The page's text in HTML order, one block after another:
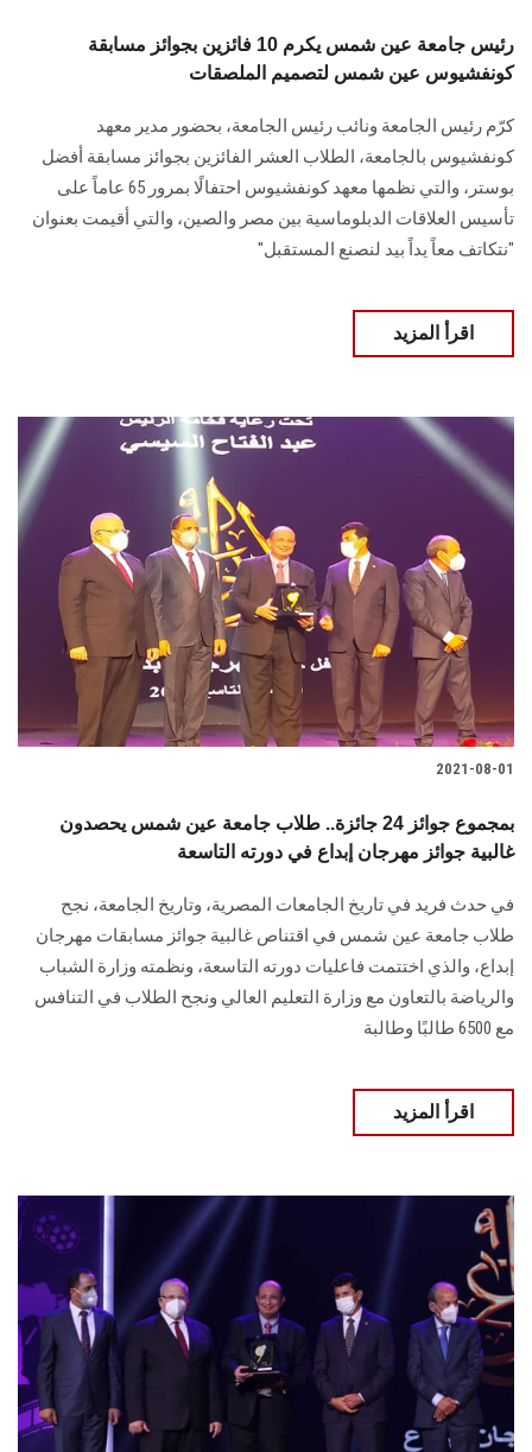
رئيس جامعة عين شمس يكرم 10 فائزين بجوائز مسابقة
كونفشيوس عين شمس لتصميم الملصقات
كرّم رئيس الجامعة ونائب رئيس الجامعة، بحضور مدير معهد
كونفشيوس بالجامعة، الطلاب العشر الفائزين بجوائز مسابقة أفضل
بوستر، والتي نظمها معهد كونفشيوس احتفالًا بمرور 65 عاماً على
تأسيس العلاقات الدبلوماسية بين مصر والصين، والتي أقيمت بعنوان
"نتكاتف معاً يداً بيد لنصنع المستقبل"
اقرأ المزيد
2021-08-01
بمجموع جوائز 24 جائزة.. طلاب جامعة عين شمس يحصدون
غالبية جوائز مهرجان إبداع في دورته التاسعة
في حدث فريد في تاريخ الجامعات المصرية، وتاريخ الجامعة، نجح
طلاب جامعة عين شمس في اقتناص غالبية جوائز مسابقات مهرجان
إبداع، والذي اختتمت فاعليات دورته التاسعة، ونظمته وزارة الشباب
والرياضة بالتعاون مع وزارة التعليم العالي ونجح الطلاب في التنافس
مع 6500 طالبًا وطالبة
اقرأ المزيد